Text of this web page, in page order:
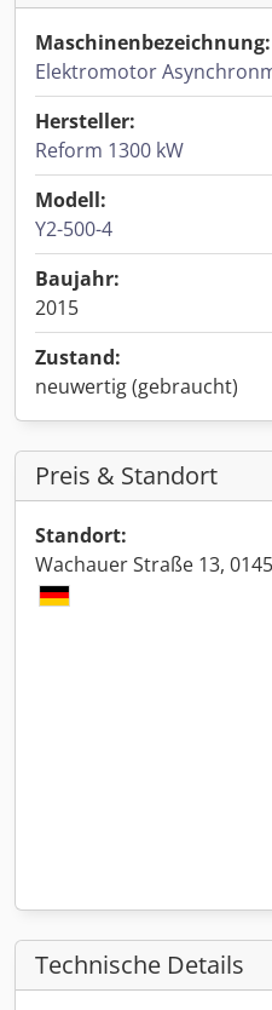
Maschinenbezeichnung:
Elektromotor
Hersteller:
Reform 1300 kW
Modell:
Y2-500-4
Baujahr:
2015
Zustand:
neuwertig (gebraucht)
Preis & Standort
Standort:
Wachauer Straße 13,
Technische Details